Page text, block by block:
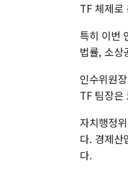
TF 체제로
특히 이번
법률, 소상
인수위원
TF 팀장은
자치행정
다. 경제산
다.